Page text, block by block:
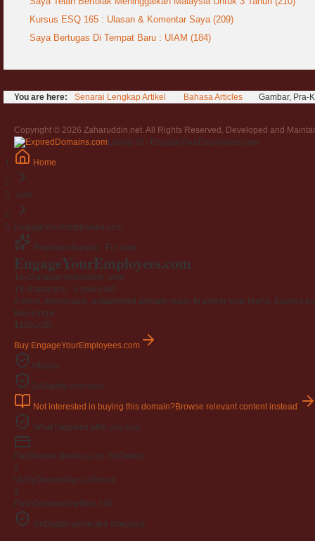
Kursus ESQ 165 : Ulasan & Komentar Saya (209)
Saya Bertugas Di Tempat Baru : UIAM (184)
You are here: Senarai Lengkap Artikel Bahasa Articles Gambar, Pra-
Copyright © 2026 Zaharuddin.net. All Rights Reserved. Developed and
Listing ID · EngageYourEmployees.com
Home
.com
EngageYourEmployees.com
Premium domain · For sale
EngageYourEmployees.com
19-character brandable .com
19 characters · 6 years old
A short, memorable, established domain ready to power your brand. Backed
Buy-it-now
$195USD
Buy EngageYourEmployees.com
Afternic
GoDaddy checkout
Not interested in buying this domain?Browse relevant content instead
What happens after you buy
PaySecure checkout on GoDaddy
2
VerifyOwnership confirmed
3
Push Delivered within 24h
GoDaddy-protected checkout